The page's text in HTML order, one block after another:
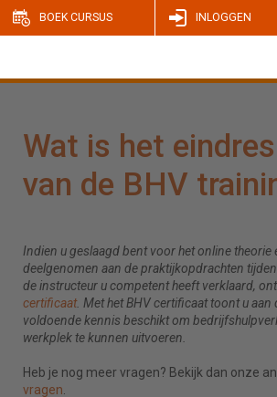
BOEK CURSUS INLOGGEN
Wat is het
van de BHV
Indien u geslaagd bent voor het online theorie
deelgenomen aan de praktijkopdrachten
de instructeur u competent heeft verklaard,
certificaat. Met het BHV certificaat toont u aan
voldoende kennis beschikt om
werkplek te kunnen uitvoeren.
Heb je nog meer vragen? Bekijk dan onze
vragen.